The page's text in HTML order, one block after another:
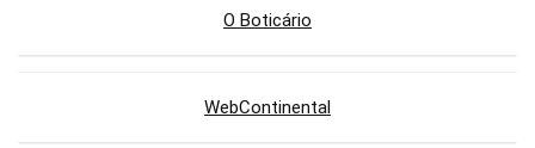
O Boticário
WebContinental